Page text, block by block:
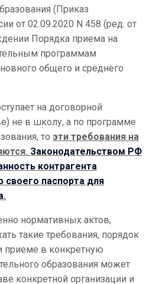
(Приказ
от 02.09.2020 N 458 (ред. от
Порядка приема на
программам
общего и среднего
на договорной
не в школу, а по программе
то эти требования на
Законодательством РФ
контрагента
своего паспорта для
.
нормативных актов,
такие требования, порядок
приеме в конкретную
образования может
конкретной организации и